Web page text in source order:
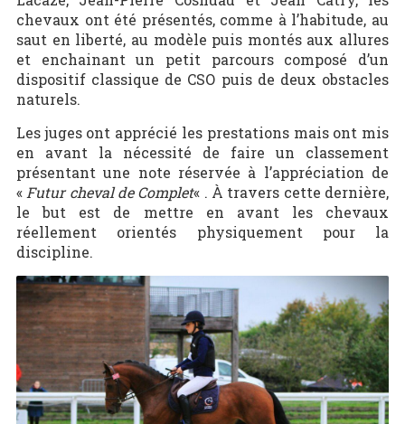
chevaux ont été présentés, comme à l’habitude, au
saut en liberté, au modèle puis montés aux allures
et enchainant un petit parcours composé d’un
dispositif classique de CSO puis de deux obstacles
naturels.
Les juges ont apprécié les prestations mais ont mis
en avant la nécessité de faire un classement
présentant une note réservée à l’appréciation de
« Futur cheval de Complet« . À travers cette dernière,
le but est de mettre en avant les chevaux
réellement orientés physiquement pour la
discipline.